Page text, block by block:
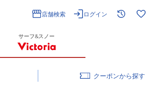
店舗検索 ログイン
サーフ&スノー
クーポン